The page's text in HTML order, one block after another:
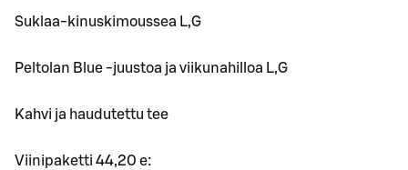
Suklaa-kinuskimoussea L,G
Peltolan Blue -juustoa ja viikunahilloa L,G
Kahvi ja haudutettu tee
Viinipaketti 44,20 e: